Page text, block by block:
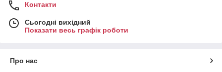
Контакти
Сьогодні вихідний
Показати весь графік роботи
Про нас